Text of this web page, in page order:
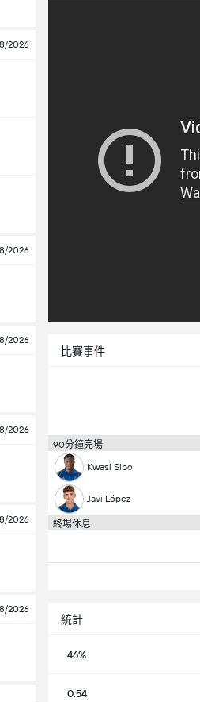
2026
2026
2026
2026
2026
2026
比賽事件
90分鐘完場
Kwasi Sibo
Javi López
終場休息
統計
46%
0.54